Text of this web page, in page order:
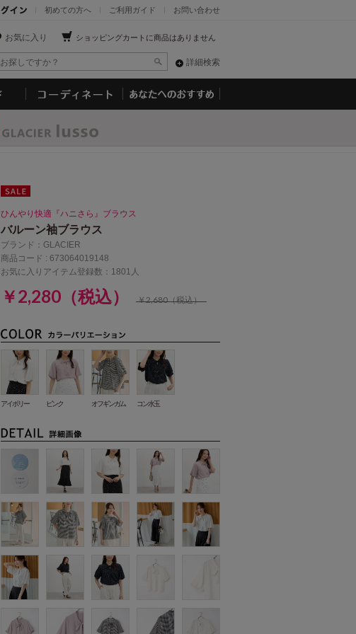
お問い合わせ
ご利用ガイド
初めての方へ
ショッピングカートに商品はありません
お気に入り
詳細検索
ひんやり快適『ハニさら』ブラウス
バルーン袖ブラウス
ブランド： GLACIER
商品コード : 673064019148
お気に入りアイテム登録数：1801人
￥2,280（税込） ￥2,680（税込）
アイボリー ピンク オフギンガム コン水玉